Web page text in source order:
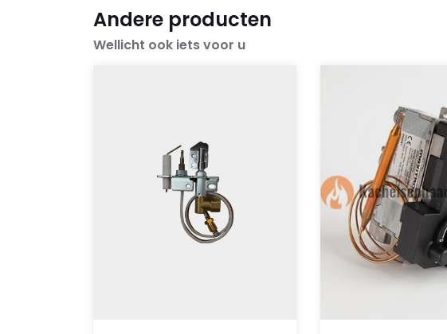
Andere producten
Wellicht ook iets voor u